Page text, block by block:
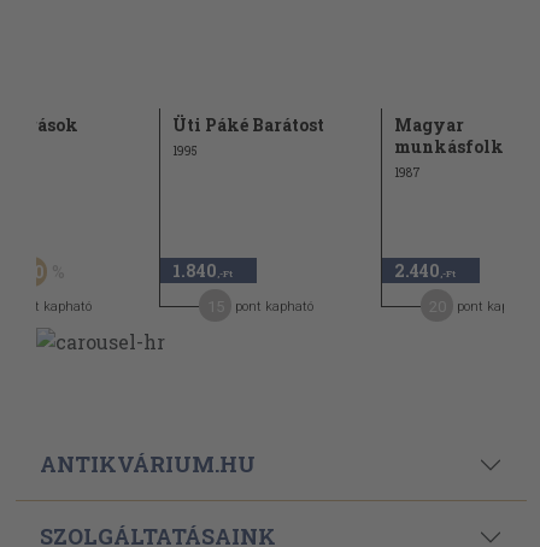
írások
20
pont kapható
Üti Páké Barátost
1995
1.840 ,-Ft
pont kapható
Magyar
munkásfolklór
1987
2.440 ,-Ft
pont kapható
ANTIKVÁRIUM.HU
SZOLGÁLTATÁSAINK